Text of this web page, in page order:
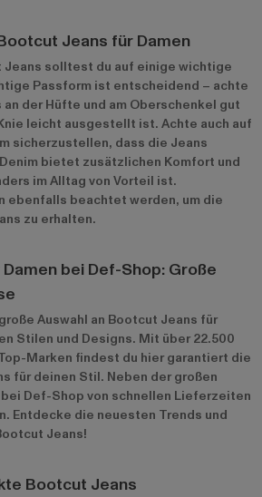
Jeans für Damen
Jeans solltest du auf einige wichtige
Passform ist entscheidend – achte
der Hüfte und am Oberschenkel gut
leicht ausgestellt ist. Achte auch auf
sicherzustellen, dass die Jeans
bietet zusätzlichen Komfort und
im Alltag von Vorteil ist.
ebenfalls beachtet werden, um die
zu erhalten.
bei Def-Shop: Große
Auswahl an Bootcut Jeans für
Stilen und Designs. Mit über 22.500
Marken findest du hier garantiert die
für deinen Stil. Neben der großen
Def-Shop von schnellen Lieferzeiten
Entdecke die neuesten Trends und
Jeans!
Bootcut Jeans